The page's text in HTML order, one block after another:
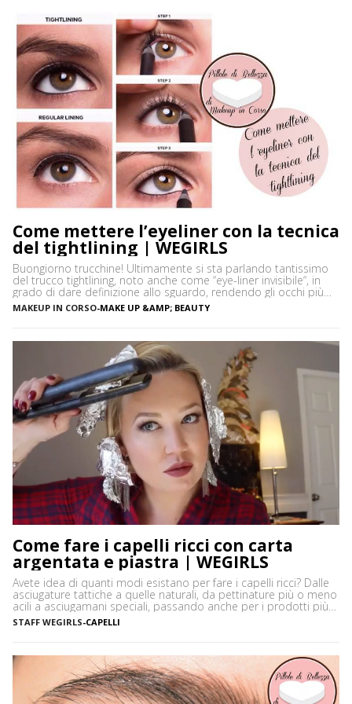
Come mettere l’eyeliner con la tecnica
del tightlining | WEGIRLS
Buongiorno trucchine! Ultimamente si sta parlando tantissimo
del trucco tightlining, noto anche come “eye-liner invisibile“, in
grado di dare definizione allo sguardo, rendendo gli occhi più
espressivi e le ciglia più folte. Ma di cosa si tratta precisamente?
Vediamo insieme cos’è tightlining e come farlo senza rischiare di
MAKEUP IN CORSO-MAKE UP &AMP; BEAUTY
Come fare i capelli ricci con carta
argentata e piastra | WEGIRLS
Avete idea di quanti modi esistano per fare i capelli ricci? Dalle
asciugature tattiche a quelle naturali, da pettinature più o meno
acili a asciugamani speciali, passando anche per i prodotti più
disparati. Avere i capelli ricci è uno must, ancor di più in estate,
quando ci vediamo più belle selvagge. Ci sono tanti modi […]
STAFF WEGIRLS-CAPELLI